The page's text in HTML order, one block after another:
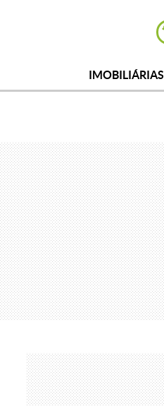
IMOBILIÁRIAS